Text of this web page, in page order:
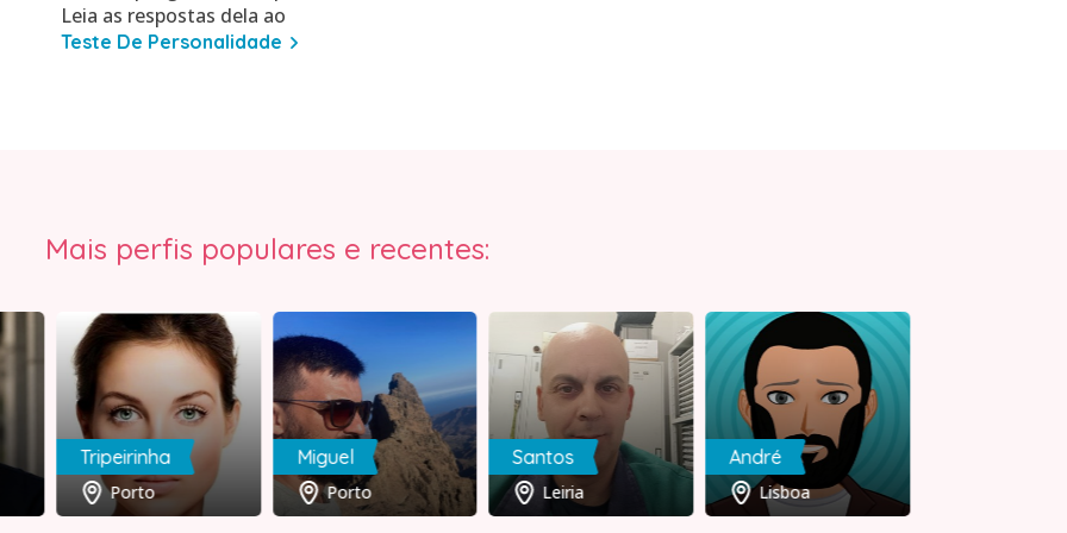
Leia as respostas dela ao
Teste De Personalidade
Mais perfis populares e recentes:
Tripeirinha
Porto
Miguel
Porto
Santos
Leiria
André
Lisboa